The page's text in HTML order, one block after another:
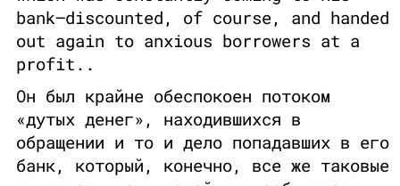
bank—discounted, of course, and handed
out again to anxious borrowers at a
profit..
Он был крайне обеспокоен потоком
«дутых денег», находившихся в
обращении и то и дело попадавших в его
банк, который, конечно, все же таковые